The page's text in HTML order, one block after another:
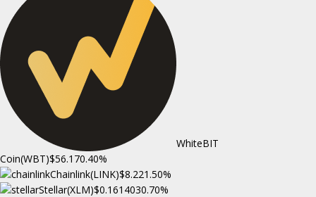
WhiteBIT
Coin(WBT)$56.170.40%
Chainlink(LINK)$8.221.50%
Stellar(XLM)$0.1614030.70%